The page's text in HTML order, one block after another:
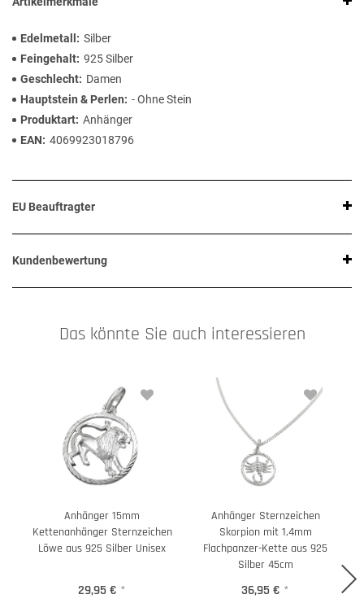
Edelmetall
Silber
Feingehalt 925 Silber
Geschlecht
Damen
Hauptstein & Perlen
- Ohne Stein
Produktart Anhänger
EAN
4069923018796
EU Beauftragter
Kundenbewertung
Das könnte Sie auch interessieren
Anhänger 15mm
Kettenanhänger Sternzeichen
Löwe aus 925 Silber Unisex
29,95 € *
Anhänger Sternzeichen
Skorpion mit 1,4mm
Flachpanzer-Kette aus 925
Silber 45cm
36,95 € *